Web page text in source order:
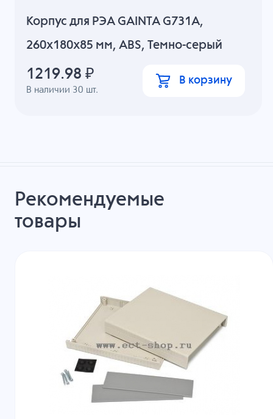
Корпус для РЭА GAINTA G731A,
260x180x85 мм, ABS, Темно-серый
В наличии 30 шт.
1219.98 ₽ В корзину
Рекомендуемые
товары